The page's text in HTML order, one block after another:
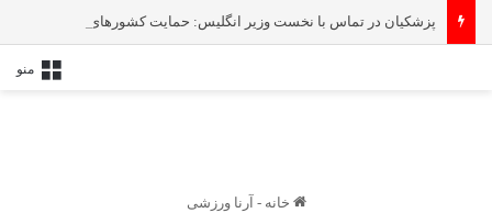
منو
خانه - آرنا ورزشی